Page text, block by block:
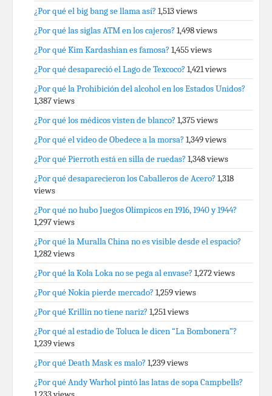
¿Por qué el big bang se llama así? 1,513 views
¿Por qué las siglas ATM en los cajeros? 1,498 views
¿Por qué Kim Kardashian es famosa? 1,455 views
¿Por qué desapareció el Lago de Texcoco? 1,421 views
¿Por qué la Prohibición del alcohol en los Estados Unidos?
1,387 views
¿Por qué los médicos visten de blanco? 1,375 views
¿Por qué el video de Obedece a la morsa? 1,349 views
¿Por qué Pierroth está en silla de ruedas? 1,348 views
¿Por qué desaparecieron los Caballeros de Acero? 1,318
views
¿Por qué no hubo Juegos Olímpicos en 1916, 1940 y 1944?
1,297 views
¿Por qué la Muralla China no es visible desde el espacio?
1,282 views
¿Por qué la Kola Loka no se pega al envase? 1,272 views
¿Por qué Nokia pierde mercado? 1,259 views
¿Por qué Krillin no tiene nariz? 1,251 views
¿Por qué al estadio de Toluca le dicen “La Bombonera”?
1,239 views
¿Por qué Death Mask es malo? 1,239 views
¿Por qué Andy Warhol pintó las latas de sopa Campbells?